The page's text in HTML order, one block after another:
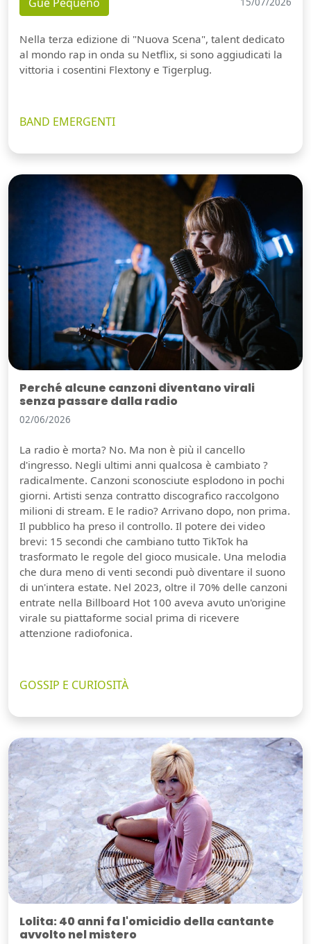
Nella terza edizione di "Nuova Scena", talent dedicato
al mondo rap in onda su Netflix, si sono aggiudicati la
vittoria i cosentini Flextony e Tigerplug.
BAND EMERGENTI
Perché alcune canzoni diventano virali
senza passare dalla radio
02/06/2026
La radio è morta? No. Ma non è più il cancello
d'ingresso. Negli ultimi anni qualcosa è cambiato ?
radicalmente. Canzoni sconosciute esplodono in pochi
giorni. Artisti senza contratto discografico raccolgono
milioni di stream. E le radio? Arrivano dopo, non prima.
Il pubblico ha preso il controllo. Il potere dei video
brevi: 15 secondi che cambiano tutto TikTok ha
trasformato le regole del gioco musicale. Una melodia
che dura meno di venti secondi può diventare il suono
di un'intera estate. Nel 2023, oltre il 70% delle canzoni
entrate nella Billboard Hot 100 aveva avuto un'origine
virale su piattaforme social prima di ricevere
attenzione radiofonica.
GOSSIP E CURIOSITÀ
Lolita: 40 anni fa l'omicidio della cantante
avvolto nel mistero